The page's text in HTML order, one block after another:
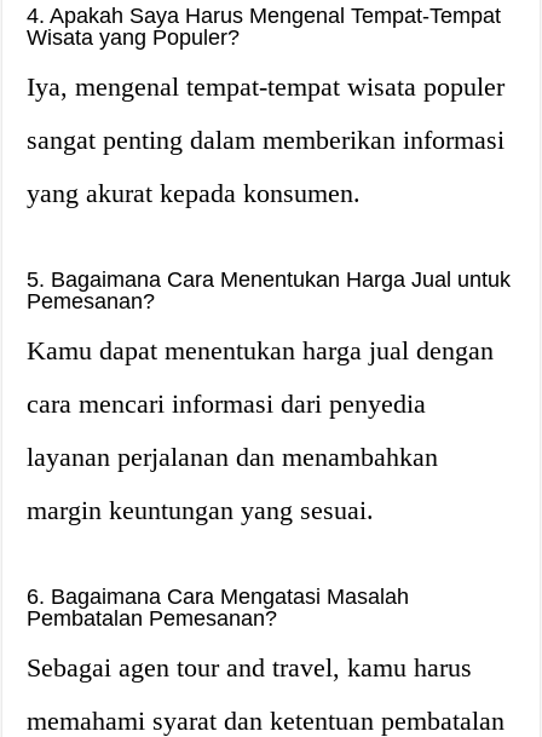
4. Apakah Saya Harus Mengenal Tempat-Tempat
Wisata yang Populer?
Iya, mengenal tempat-tempat wisata populer
sangat penting dalam memberikan informasi
yang akurat kepada konsumen.
5. Bagaimana Cara Menentukan Harga Jual untuk
Pemesanan?
Kamu dapat menentukan harga jual dengan
cara mencari informasi dari penyedia
layanan perjalanan dan menambahkan
margin keuntungan yang sesuai.
6. Bagaimana Cara Mengatasi Masalah
Pembatalan Pemesanan?
Sebagai agen tour and travel, kamu harus
memahami syarat dan ketentuan pembatalan